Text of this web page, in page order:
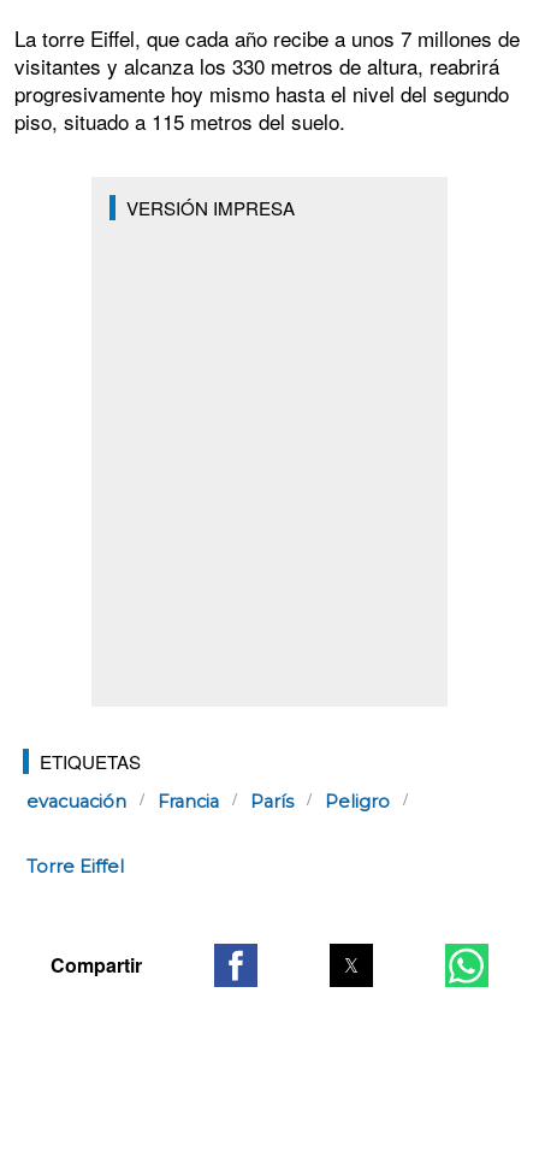
La torre Eiffel, que cada año recibe a unos 7 millones de
visitantes y alcanza los 330 metros de altura, reabrirá
progresivamente hoy mismo hasta el nivel del segundo
piso, situado a 115 metros del suelo.
VERSIÓN IMPRESA
ETIQUETAS
evacuación Francia París Peligro
Torre Eiffel